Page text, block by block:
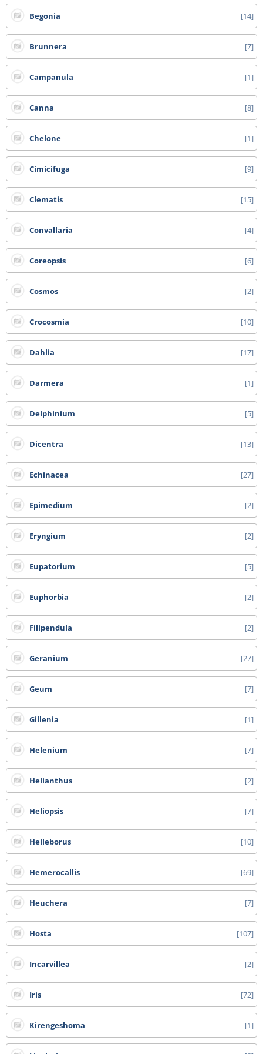
Begonia 14
Brunnera 7
Campanula 1
Canna 8
Chelone 1
Cimicifuga 9
Clematis 15
Convallaria 4
Coreopsis 6
Cosmos 2
Crocosmia 10
Dahlia 17
Darmera 1
Delphinium 5
Dicentra 13
Echinacea 27
Epimedium 2
Eryngium 2
Eupatorium 5
Euphorbia 2
Filipendula 2
Geranium 27
Geum 7
Gillenia 1
Helenium 7
Helianthus 2
Heliopsis 7
Helleborus 10
Hemerocallis 69
Heuchera 7
Hosta 107
Incarvillea 2
Iris 72
Kirengeshoma 1